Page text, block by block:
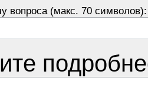
вопроса (макс. 70 символов):